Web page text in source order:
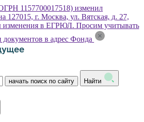
1157700017518) изменил
127015, г. Москва, ул. Вятская, д. 27,
изменения в ЕГРЮЛ. Просим учитывать
документов в адрес Фонда
начать поиск по сайту Найти